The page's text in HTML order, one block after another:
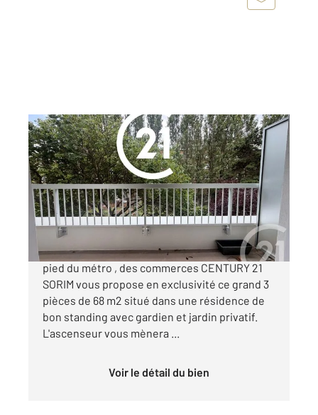
PARIS 75018
69 m2, 3 pièces
Ref : 4345
Appartement F3 à vendre
535 000 €
Marcadet-Poissonniers/Allée d'Andrézieux: Au
pied du métro , des commerces CENTURY 21
SORIM vous propose en exclusivité ce grand 3
pièces de 68 m2 situé dans une résidence de
bon standing avec gardien et jardin privatif.
L'ascenseur vous mènera ...
Voir le détail du bien